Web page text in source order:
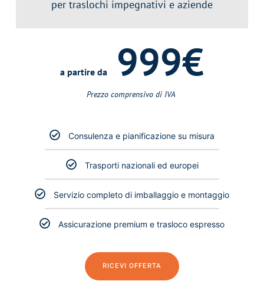
per traslochi impegnativi e aziende
a partire da 999€
Prezzo comprensivo di IVA ​
Consulenza e pianificazione su misura
Trasporti nazionali ed europei
Servizio completo di imballaggio e montaggio
Assicurazione premium e trasloco espresso
RICEVI OFFERTA